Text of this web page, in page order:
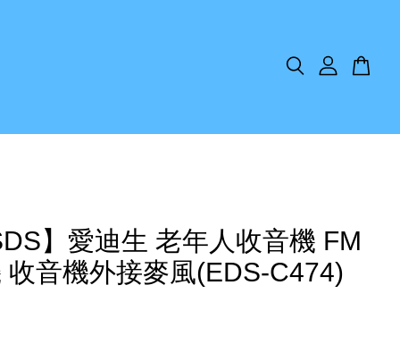
】愛迪生 老年人收音機 FM
收音機外接麥風(EDS-C474)